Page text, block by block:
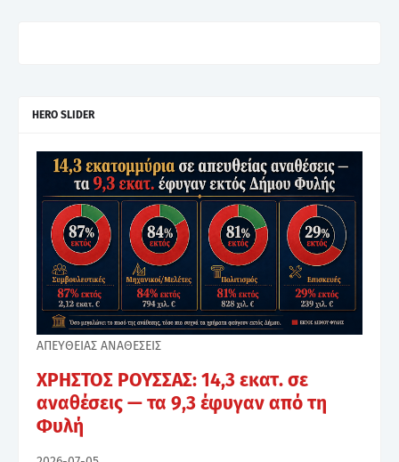
HERO SLIDER
ΑΠΕΥΘΕΙΑΣ ΑΝΑΘΕΣΕΙΣ
ΧΡΗΣΤΟΣ ΡΟΥΣΣΑΣ: 14,3 εκατ. σε
αναθέσεις — τα 9,3 έφυγαν από τη
Φυλή